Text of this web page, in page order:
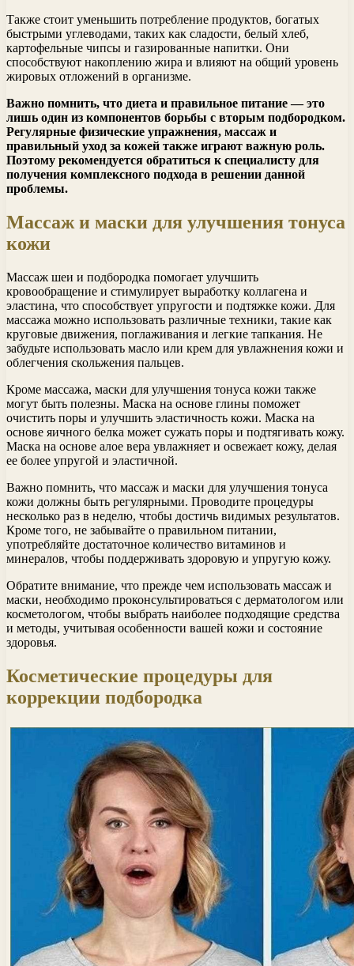
Также стоит уменьшить потребление продуктов, богатых
быстрыми углеводами, таких как сладости, белый хлеб,
картофельные чипсы и газированные напитки. Они
способствуют накоплению жира и влияют на общий уровень
жировых отложений в организме.
Важно помнить, что диета и правильное питание — это
лишь один из компонентов борьбы с вторым подбородком.
Регулярные физические упражнения, массаж и
правильный уход за кожей также играют важную роль.
Поэтому рекомендуется обратиться к специалисту для
получения комплексного подхода в решении данной
проблемы.
Массаж и маски для улучшения тонуса
кожи
Массаж шеи и подбородка помогает улучшить
кровообращение и стимулирует выработку коллагена и
эластина, что способствует упругости и подтяжке кожи. Для
массажа можно использовать различные техники, такие как
круговые движения, поглаживания и легкие тапкания. Не
забудьте использовать масло или крем для увлажнения кожи и
облегчения скольжения пальцев.
Кроме массажа, маски для улучшения тонуса кожи также
могут быть полезны. Маска на основе глины поможет
очистить поры и улучшить эластичность кожи. Маска на
основе яичного белка может сужать поры и подтягивать кожу.
Маска на основе алое вера увлажняет и освежает кожу, делая
ее более упругой и эластичной.
Важно помнить, что массаж и маски для улучшения тонуса
кожи должны быть регулярными. Проводите процедуры
несколько раз в неделю, чтобы достичь видимых результатов.
Кроме того, не забывайте о правильном питании,
употребляйте достаточное количество витаминов и
минералов, чтобы поддерживать здоровую и упругую кожу.
Обратите внимание, что прежде чем использовать массаж и
маски, необходимо проконсультироваться с дерматологом или
косметологом, чтобы выбрать наиболее подходящие средства
и методы, учитывая особенности вашей кожи и состояние
здоровья.
Косметические процедуры для
коррекции подбородка